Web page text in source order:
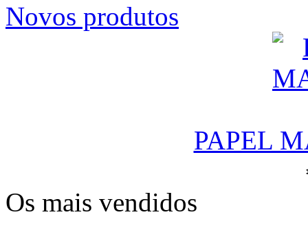
Novos produtos
PAPEL
Os mais vendidos